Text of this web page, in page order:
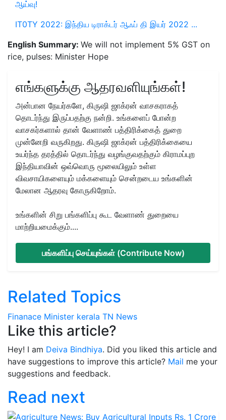
ஆய்வு!
IT0TY 2022: இந்திய டிராக்டர் ஆஃப் தி இயர் 2022 ...
English Summary: We will not implement 5% GST on
rice, pulses: Minister Hope
எங்களுக்கு ஆதரவளியுங்கள்!
அன்பான நேயர்களே, கிருஷி ஜாக்ரன் வாசகராகத்
தொடர்ந்து இருப்பதற்கு நன்றி. உங்களைப் போன்ற
வாசகர்களால் தான் வேளாண் பத்திரிக்கைத் துறை
முன்னேறி வருகிறது. கிருஷி ஜாக்ரன் பத்திரிக்கையை
உயர்ந்த தரத்தில் தொடர்ந்து வழங்குவதற்கும் கிராமப்புற
இந்தியாவின் ஒவ்வொரு மூலையிலும் உள்ள
விவசாயிகளையும் மக்களையும் சென்றடைய உங்களின்
மேலான ஆதரவு கோருகிறோம்.
உங்களின் சிறு பங்களிப்பு கூட வேளாண் துறையை
மாற்றியமைக்கும்....
பங்களிப்பு செய்யுங்கள் (Contribute Now)
Related Topics
Finanace Minister kerala TN News
Like this article?
Hey! I am Deiva Bindhiya. Did you liked this article and
have suggestions to improve this article? Mail me your
suggestions and feedback.
Read next